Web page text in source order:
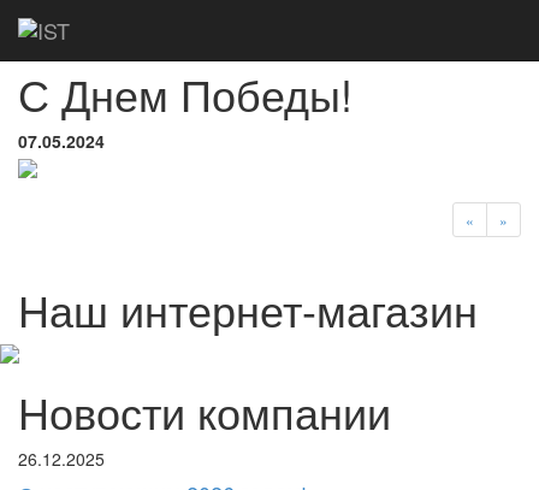
Главная
С Днем Победы!
07.05.2024
« »
Наш интернет-магазин
Новости компании
26.12.2025